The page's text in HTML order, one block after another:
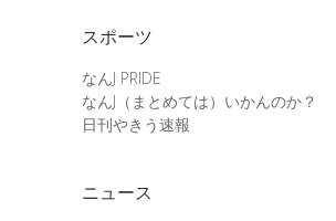
スポーツ
なんJ PRIDE
なんJ（まとめては）いかんのか？
日刊やきう速報
ニュース